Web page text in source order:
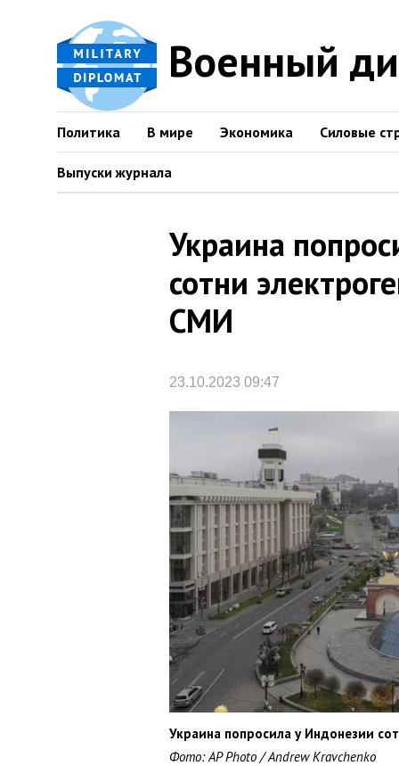
Военный
Политика В мире Экономика Силовые
Выпуски журнала
Украина
сотни
СМИ
23.10.2023 09:47
Украина попросила у Индонезии
Фото: AP Photo / Andrew Kravchenko